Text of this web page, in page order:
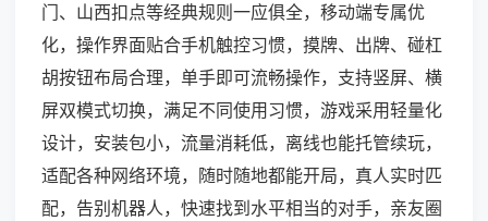
门、山西扣点等经典规则一应俱全，移动端专属优
化，操作界面贴合手机触控习惯，摸牌、出牌、碰杠
胡按钮布局合理，单手即可流畅操作，支持竖屏、横
屏双模式切换，满足不同使用习惯，游戏采用轻量化
设计，安装包小，流量消耗低，离线也能托管续玩，
适配各种网络环境，随时随地都能开局，真人实时匹
配，告别机器人，快速找到水平相当的对手，亲友圈